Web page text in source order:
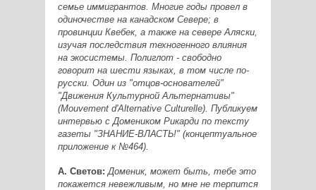
семье иммигрантов. Многие годы провел в
одиночестве на канадском Севере; в
провинции Квебек, а также на севере Аляски,
изучая последствия техногенного влияния
на экосистемы. Полиглот - свободно
говорит на шести языках, в том числе по-
русски. Один из "отцов-основателей"
"Движения Культурной Альтернативы"
(Mouvement d'Alternative Culturelle). Публикуем
интервью с Домеником Рикарди по тексту
газеты "ЗНАНИЕ-ВЛАСТЬ!" (концептуальное
приложение к №464).
А. Светов: Доменик, может быть, тебе это
покажется невежливым, но мне не терпится